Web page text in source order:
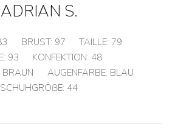
ADRIAN S.
BRUST: 97 TAILLE: 79
93 KONFEKTION: 48
BRAUN AUGENFARBE: BLAU
SCHUHGRÖßE: 44